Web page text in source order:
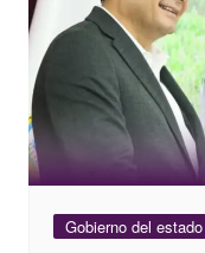
Gobierno del estado